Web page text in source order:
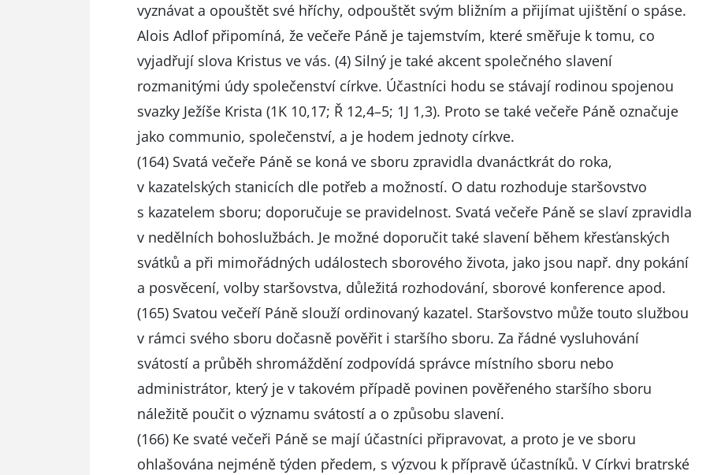
vyznávat a opouštět své hříchy, odpouštět svým bližním a přijímat ujištění o spáse.
Alois Adlof připomíná, že večeře Páně je tajemstvím, které směřuje k tomu, co
vyjadřují slova Kristus ve vás. (4) Silný je také akcent společného slavení
rozmanitými údy společenství církve. Účastníci hodu se stávají rodinou spojenou
svazky Ježíše Krista (1K 10,17; Ř 12,4–5; 1J 1,3). Proto se také večeře Páně označuje
jako communio, společenství, a je hodem jednoty církve.
(164) Svatá večeře Páně se koná ve sboru zpravidla dvanáctkrát do roka,
v kazatelských stanicích dle potřeb a možností. O datu rozhoduje staršovstvo
s kazatelem sboru; doporučuje se pravidelnost. Svatá večeře Páně se slaví zpravidla
v nedělních bohoslužbách. Je možné doporučit také slavení během křesťanských
svátků a při mimořádných událostech sborového života, jako jsou např. dny pokání
a posvěcení, volby staršovstva, důležitá rozhodování, sborové konference apod.
(165) Svatou večeří Páně slouží ordinovaný kazatel. Staršovstvo může touto službou
v rámci svého sboru dočasně pověřit i staršího sboru. Za řádné vysluhování
svátostí a průběh shromáždění zodpovídá správce místního sboru nebo
administrátor, který je v takovém případě povinen pověřeného staršího sboru
náležitě poučit o významu svátostí a o způsobu slavení.
(166) Ke svaté večeři Páně se mají účastníci připravovat, a proto je ve sboru
ohlašována nejméně týden předem, s výzvou k přípravě účastníků. V Církvi bratrské